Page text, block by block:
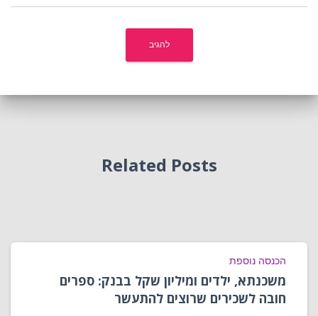
Related Posts
הכנסה נוספת
משכנתא, ילדים ומיליון שקל בבנק: ספרים
חובה לשכירים שרוצים להתעשר